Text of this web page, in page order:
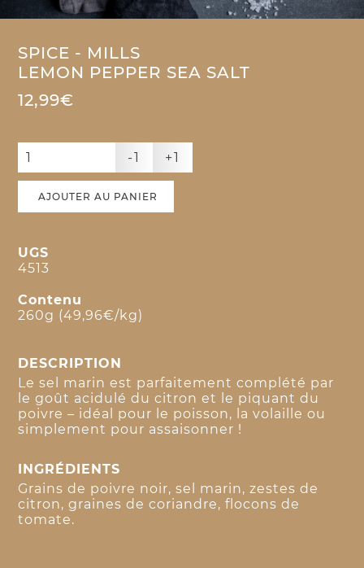
SPICE - MILLS
LEMON PEPPER SEA SALT
12,99€
-1 +1
AJOUTER AU PANIER
UGS
4513
Contenu
260g (49,96€/kg)
DESCRIPTION
Le sel marin est parfaitement complété par
le goût acidulé du citron et le piquant du
poivre – idéal pour le poisson, la volaille ou
simplement pour assaisonner !
INGRÉDIENTS
Grains de poivre noir, sel marin, zestes de
citron, graines de coriandre, flocons de
tomate.